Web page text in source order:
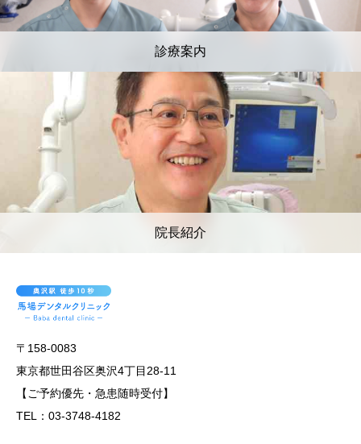
診療案内
院長紹介
〒158-0083
東京都世田谷区奥沢4丁目28-11
【ご予約優先・急患随時受付】
TEL：03-3748-4182